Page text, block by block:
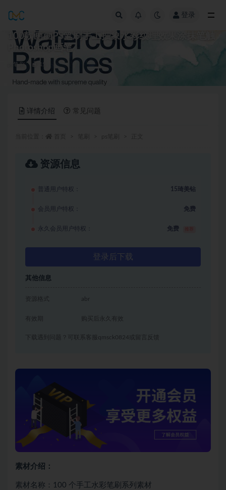
登录
100款画画PS笔刷手工抽象水彩纹理效果涂抹笔触
Photoshop画笔
ps笔刷 15
详情介绍 常见问题
资源信息
普通用户特权： 15琦美钻
会员用户特权： 免费
永久会员用户特权： 免费
登录后下载
其他信息
资源格式 abr
有效期 购买后永久有效
下载遇到问题？可联系客服qmsck0824或留言反馈
素材介绍：
素材名称：100 个手工水彩笔刷系列素材